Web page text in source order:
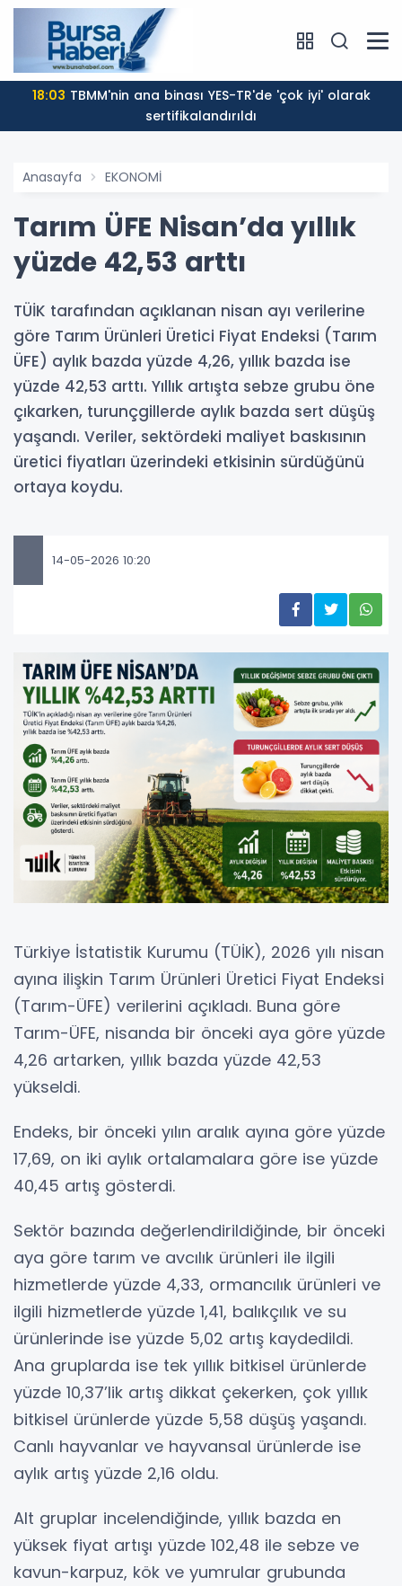
18:03
sertifikalandırıldı
Anasayfa EKONOMİ
Tarım ÜFE Nisan’da yıllık
yüzde 42,53 arttı
TÜİK tarafından açıklanan nisan ayı verilerine
göre Tarım Ürünleri Üretici Fiyat Endeksi (Tarım
ÜFE) aylık bazda yüzde 4,26, yıllık bazda ise
yüzde 42,53 arttı. Yıllık artışta sebze grubu öne
çıkarken, turunçgillerde aylık bazda sert düşüş
yaşandı. Veriler, sektördeki maliyet baskısının
üretici fiyatları üzerindeki etkisinin sürdüğünü
ortaya koydu.
14-05-2026 10:20
Türkiye İstatistik Kurumu (TÜİK), 2026 yılı nisan
ayına ilişkin Tarım Ürünleri Üretici Fiyat Endeksi
(Tarım-ÜFE) verilerini açıkladı. Buna göre
Tarım-ÜFE, nisanda bir önceki aya göre yüzde
4,26 artarken, yıllık bazda yüzde 42,53
yükseldi.
Endeks, bir önceki yılın aralık ayına göre yüzde
17,69, on iki aylık ortalamalara göre ise yüzde
40,45 artış gösterdi.
Sektör bazında değerlendirildiğinde, bir önceki
aya göre tarım ve avcılık ürünleri ile ilgili
hizmetlerde yüzde 4,33, ormancılık ürünleri ve
ilgili hizmetlerde yüzde 1,41, balıkçılık ve su
ürünlerinde ise yüzde 5,02 artış kaydedildi.
Ana gruplarda ise tek yıllık bitkisel ürünlerde
yüzde 10,37’lik artış dikkat çekerken, çok yıllık
bitkisel ürünlerde yüzde 5,58 düşüş yaşandı.
Canlı hayvanlar ve hayvansal ürünlerde ise
aylık artış yüzde 2,16 oldu.
Alt gruplar incelendiğinde, yıllık bazda en
yüksek fiyat artışı yüzde 102,48 ile sebze ve
kavun-karpuz, kök ve yumrular grubunda